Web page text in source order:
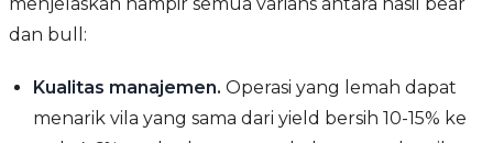
dan bull:
Kualitas manajemen. Operasi yang lemah dapat
menarik vila yang sama dari yield bersih 10-15% ke